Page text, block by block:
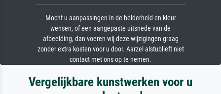
Mocht u aanpassingen in de helderheid en kleur
wensen, of een aangepaste uitsnede van de
afbeelding, dan voeren wij deze wijzigingen graag
zonder extra kosten voor u door. Aarzel alstublieft niet
contact met ons op te nemen.
Vergelijkbare kunstwerken voor u